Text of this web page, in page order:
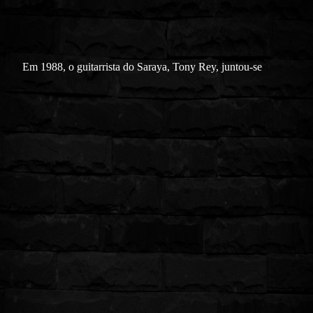
Em 1988, o guitarrista do Saraya, Tony Rey, juntou-se